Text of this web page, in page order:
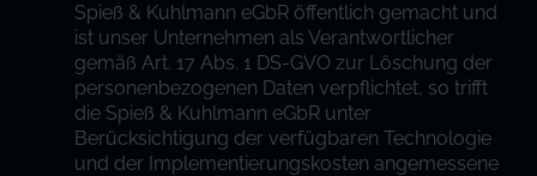
Spieß & Kuhlmann eGbR öffentlich gemacht und
ist unser Unternehmen als Verantwortlicher
gemäß Art. 17 Abs. 1 DS-GVO zur Löschung der
personenbezogenen Daten verpflichtet, so trifft
die Spieß & Kuhlmann eGbR unter
Berücksichtigung der verfügbaren Technologie
und der Implementierungskosten angemessene